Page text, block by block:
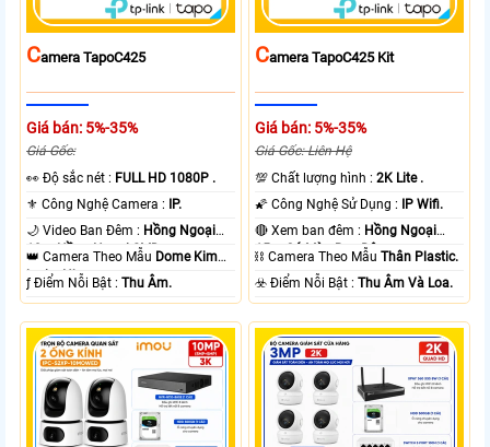
CAmera TapoC425
Giá bán: 5%-35%
Giá Gốc:
️👀 Độ sắc nét : FULL HD 1080P .
⚜️ Công Nghệ Camera :
IP.
🌙 Video Ban Đêm : Hồng Ngoại
10m Hồng Ngoại SMD.
👑 Camera Theo Mẫu Dome Kim
loại + Nhựa.
️ƒ Điểm Nỗi Bật :Thu Âm.
CAmera TapoC425 Kit
Giá bán: 5%-35%
Giá Gốc: Liên Hệ
💯 Chất lượng hình :2K Lite .
🌠 Công Nghệ Sử Dụng :
IP Wifi.
🔴 Xem ban đêm : Hồng Ngoại
15m Có Màu Ban Ðêm.
⛓ Camera Theo MẫuThân Plastic.
️☣️ Điểm Nỗi Bật :Thu Âm Và Loa.